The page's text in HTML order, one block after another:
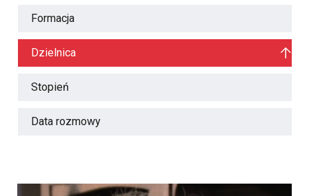
Formacja
Dzielnica
Stopień
Data rozmowy